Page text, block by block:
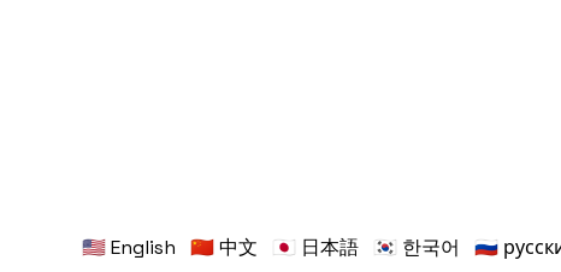
🇺🇸 English 🇨🇳 中文 🇯🇵 日本語 🇰🇷 한국어 🇷🇺